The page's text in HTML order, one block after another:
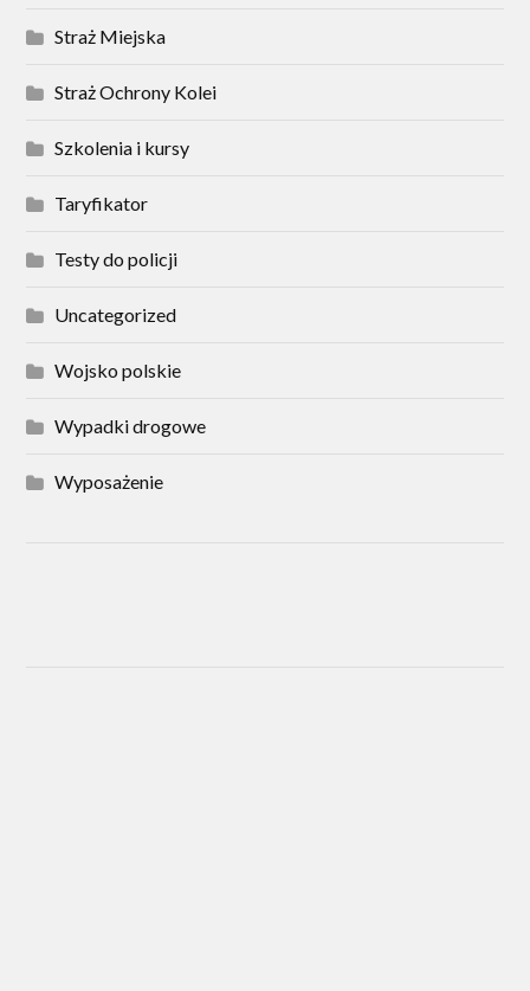
Straż Miejska
Straż Ochrony Kolei
Szkolenia i kursy
Taryfikator
Testy do policji
Uncategorized
Wojsko polskie
Wypadki drogowe
Wyposażenie